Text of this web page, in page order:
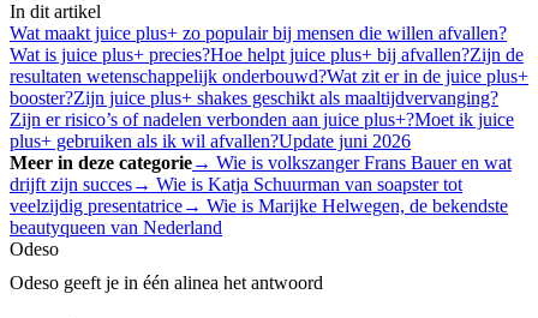
In dit artikel
Wat maakt juice plus+ zo populair bij mensen die willen afvallen?
Wat is juice plus+ precies?Hoe helpt juice plus+ bij afvallen?Zijn de
resultaten wetenschappelijk onderbouwd?Wat zit er in de juice plus+
booster?Zijn juice plus+ shakes geschikt als maaltijdvervanging?
Zijn er risico’s of nadelen verbonden aan juice plus+?Moet ik juice
plus+ gebruiken als ik wil afvallen?Update juni 2026
Meer in deze categorie→ Wie is volkszanger Frans Bauer en wat
drijft zijn succes→ Wie is Katja Schuurman van soapster tot
veelzijdig presentatrice→ Wie is Marijke Helwegen, de bekendste
beautyqueen van Nederland
Odeso
Odeso geeft je in één alinea het antwoord